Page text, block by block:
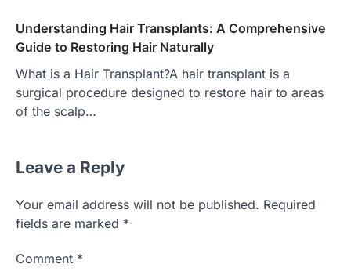
Understanding Hair Transplants: A Comprehensive
Guide to Restoring Hair Naturally
What is a Hair Transplant?A hair transplant is a
surgical procedure designed to restore hair to areas
of the scalp…
Leave a Reply
Your email address will not be published. Required
fields are marked *
Comment *